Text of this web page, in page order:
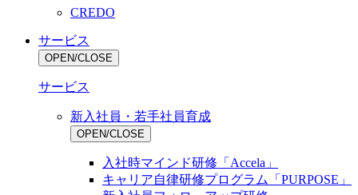
CREDO
サービス
OPEN/CLOSE
サービス
新入社員・若手社員育成
OPEN/CLOSE
入社時マインド研修「Accela」
キャリア自律研修プログラム「PURPOSE」